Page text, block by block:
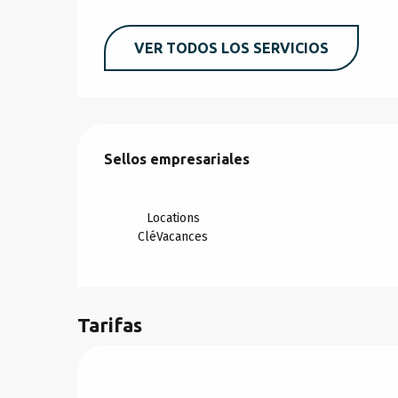
VER TODOS LOS SERVICIOS
Oferta de
Sellos empresariales
Sellos empresariales
Locations
CléVacances
Tarifas